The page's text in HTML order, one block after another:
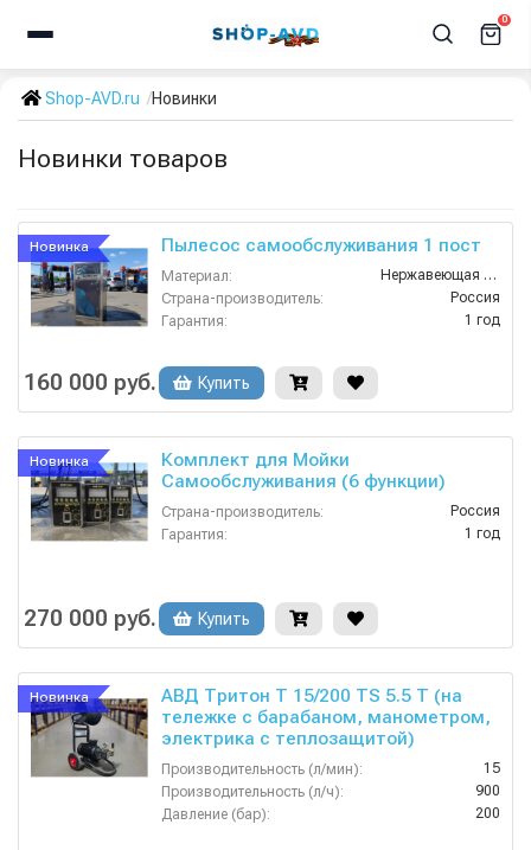
0
Shop-AVD.ru Новинки
Новинки товаров
Новинка Пылесос самообслуживания 1 пост
Материал:
Нержавеющая Сталь
Страна-производитель:
Россия
Гарантия:
1 год
160 000 руб. Купить
Новинка
Комплект для Мойки
Самообслуживания (6 функции)
Страна-производитель:
Россия
Гарантия:
1 год
270 000 руб. Купить
Новинка
АВД Тритон Т 15/200 TS 5.5 T (на
тележке c барабаном, манометром,
электрика с теплозащитой)
Производительность (л/мин):
15
Производительность (л/ч):
900
Давление (бар):
200